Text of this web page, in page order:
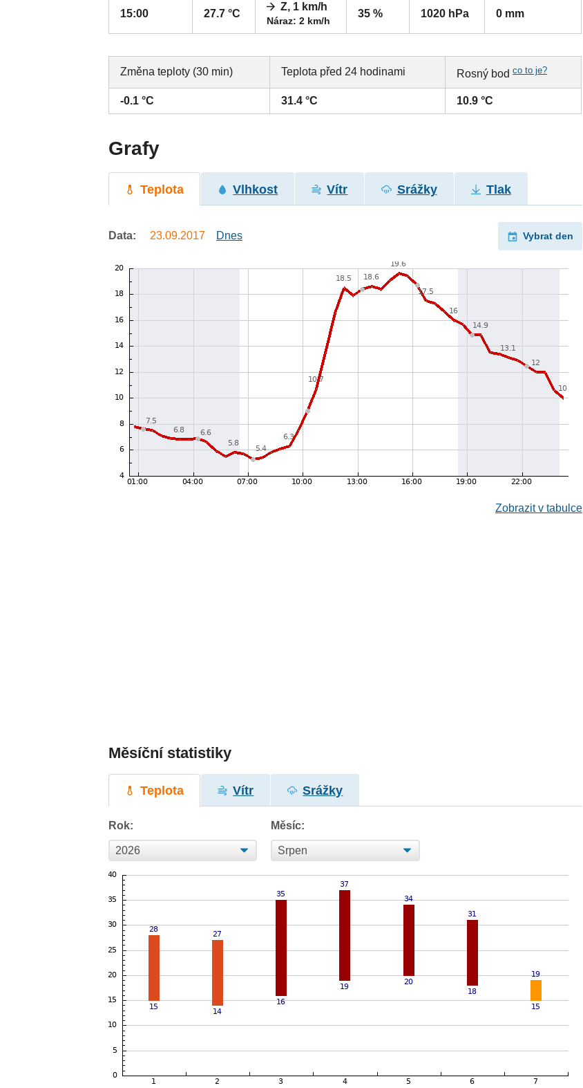
15:00 27.7 °C
Z, 1 km/h
Náraz: 2 km/h
35 % 1020 hPa 0 mm
Změna teploty (30 min) Teplota před 24 hodinami Rosný bodco to je?
-0.1 °C 31.4 °C 10.9 °C
Grafy
Teplota Vlhkost Vítr Srážky Tlak
Data: 23.09.2017 Dnes Vybrat den
Zobrazit v tabulce
Měsíční statistiky
Teplota Vítr Srážky
Rok: Měsíc: